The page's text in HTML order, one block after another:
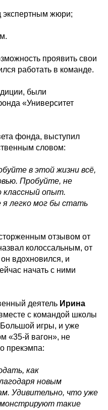
экспертным жюри;
проявить свои
работать в команде.
были
«Университет
фонда, выступил
словом:
в этой жизни всё,
Пробуйте, не
опыт.
я легко мог бы стать
отзывом от
колоссальным, от
вдохновился, и
начать с ними
деятель Ирина
с командой школы
игры, и уже
«35-й вагон», не
прекэмпа:
как
новым
Удивительно, что уже
такие